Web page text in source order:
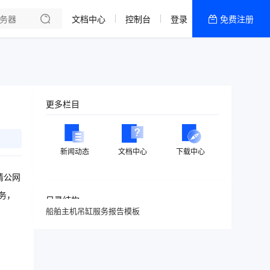
文档中心 控制台 登录 免费注册
公网
更多栏目
新闻动态 文档中心 下载中心
目录结构
船舶主机吊缸服务报告模板